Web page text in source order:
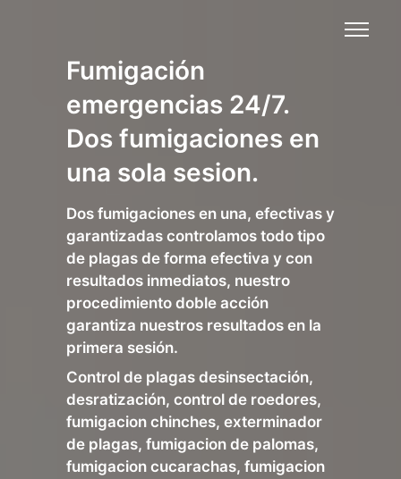
Fumigación
emergencias 24/7.
Dos fumigaciones en
una sola sesion.
Dos fumigaciones en una, efectivas y
garantizadas controlamos todo tipo
de plagas de forma efectiva y con
resultados inmediatos, nuestro
procedimiento doble acción
garantiza nuestros resultados en la
primera sesión.
Control de plagas desinsectación,
desratización, control de roedores,
fumigacion chinches, exterminador
de plagas, fumigacion de palomas,
fumigacion cucarachas, fumigacion